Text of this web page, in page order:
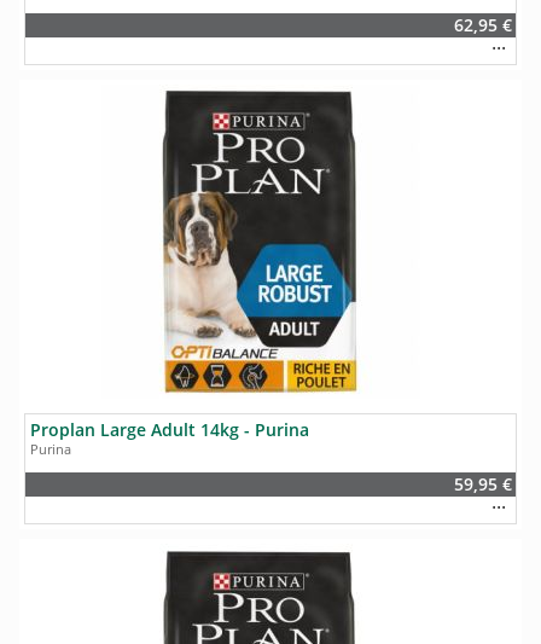
62,95 €
Proplan Large Adult 14kg - Purina
Purina
59,95 €